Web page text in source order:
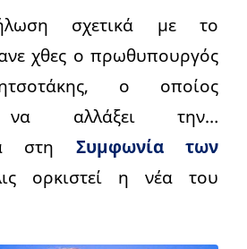
σχετικά με το
χθες ο πρωθυπουργός
ο οποίος
να αλλάξει την…
στη Συμφωνία των
ορκιστεί η νέα του